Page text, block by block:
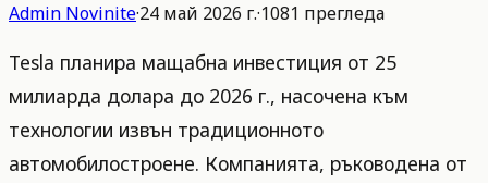
Admin Novinite·24 май 2026 г.·1081 прегледа
Tesla планира мащабна инвестиция от 25
милиарда долара до 2026 г., насочена към
технологии извън традиционното
автомобилостроене. Компанията, ръководена от